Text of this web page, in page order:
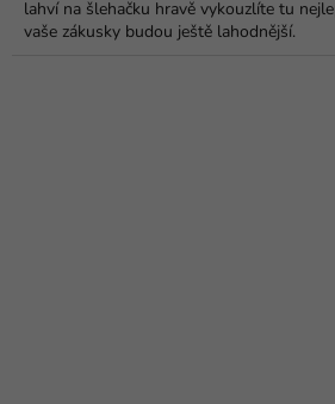
lahví na šlehačku hravě vykouzlíte tu
vaše zákusky budou ještě lahodnější.